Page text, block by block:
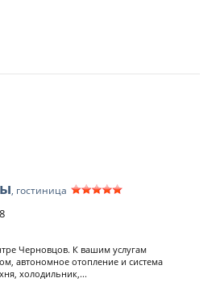
, гостиница
Черновцов. К вашим услугам
автономное отопление и система
холодильник,...